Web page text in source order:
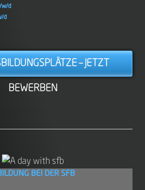
w/d
d
– JETZT
BEWERBEN
BEI DER SFB